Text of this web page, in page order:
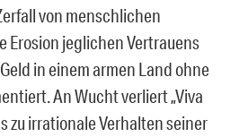
von menschlichen
Erosion jeglichen Vertrauens
in einem armen Land ohne
An Wucht verliert „Viva
zu irrationale Verhalten seiner